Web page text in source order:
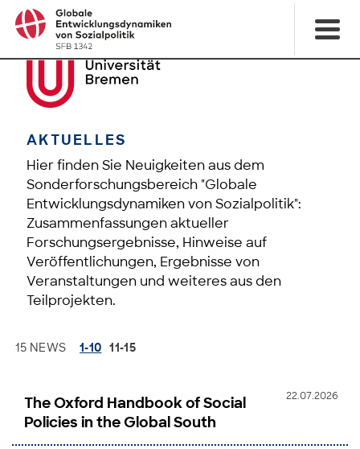
AKTUELLES
Hier finden Sie Neuigkeiten aus dem
Sonderforschungsbereich "Globale
Entwicklungsdynamiken von Sozialpolitik":
Zusammenfassungen aktueller
Forschungsergebnisse, Hinweise auf
Veröffentlichungen, Ergebnisse von
Veranstaltungen und weiteres aus den
Teilprojekten.
15 NEWS 1-10 11-15
22.07.2026
The Oxford Handbook of Social
Policies in the Global South